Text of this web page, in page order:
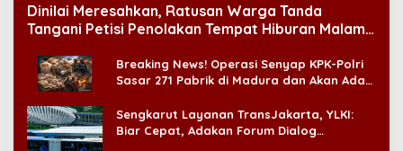
Dinilai Meresahkan, Ratusan Warga Tanda
Tangani Petisi Penolakan Tempat Hiburan Malam
Breaking News! Operasi Senyap KPK-Polri
Sasar 271 Pabrik di Madura dan Akan Ada
Sengkarut Layanan TransJakarta, YLKI:
Biar Cepat, Adakan Forum Dialog